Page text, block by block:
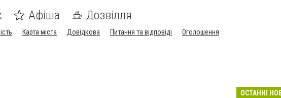
Афіша Дозвілля
Карта міста Довідкова Питання та відповіді
Оголошення
ОСТАННІ